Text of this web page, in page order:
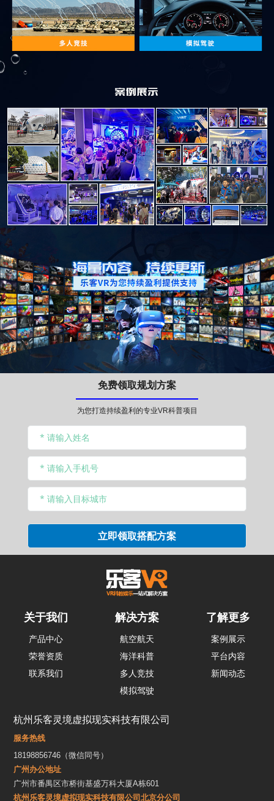
免费领取规划方案
为您打造持续盈利的专业VR科普项目
关于我们
产品中心
荣誉资质
联系我们
解决方案
航空航天
海洋科普
多人竞技
模拟驾驶
了解更多
案例展示
平台内容
新闻动态
杭州乐客灵境虚拟现实科技有限公司
服务热线
18198856746（微信同号）
广州办公地址
广州市番禺区市桥街基盛万科大厦A栋601
杭州乐客灵境虚拟现实科技有限公司北京分公司